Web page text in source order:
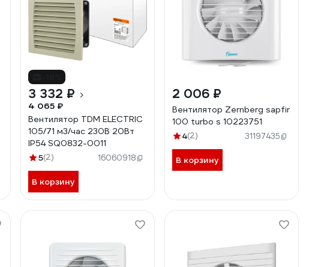
3 332 ₽
4 065 ₽
Вентилятор TDM ELECTRIC
105/71 м3/час 230В 20Вт
IP54 SQ0832-0011
5(2) 16060918
В корзину
2 006 ₽
Вентилятор Zernberg sapfir
100 turbo s 10223751
4(2) 31197435
В корзину